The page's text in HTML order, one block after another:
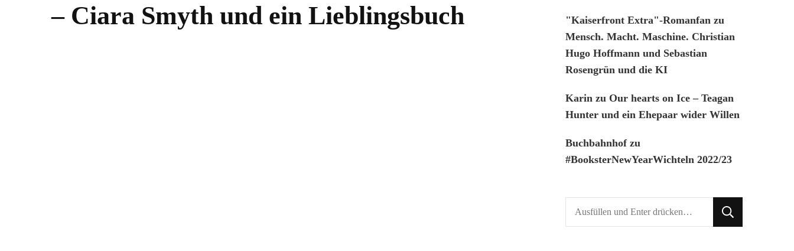
– Ciara Smyth und ein Lieblingsbuch
"Kaiserfront Extra"-Romanfan zu
Mensch. Macht. Maschine. Christian
Hugo Hoffmann und Sebastian
Rosengrün und die KI
Karin zu Our hearts on Ice – Teagan
Hunter und ein Ehepaar wider Willen
Buchbahnhofzu
#BooksterNewYearWichteln 2022/23
Suchst
du